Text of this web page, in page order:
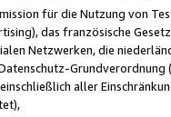
für die Nutzung von
das französische
Netzwerken, die
aller